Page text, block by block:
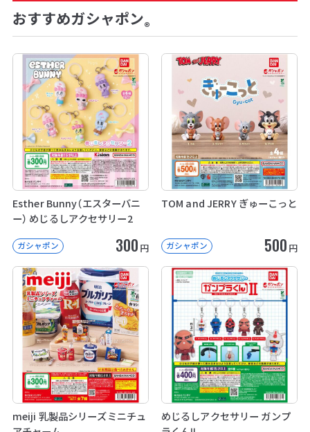
おすすめガシャポン®
Esther Bunny（エスターバニ
ー） めじるしアクセサリー2
ガシャポン 300 円
TOM and JERRY ぎゅーこっと
ガシャポン 500 円
meiji 乳製品シリーズミニチュ
めじるしアクセサリー ガンプ